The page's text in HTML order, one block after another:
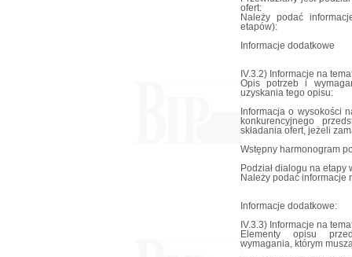
ofert:
Należy podać
etapów):
Informacje dodatkowe
IV.3.2) Informacje na
Opis potrzeb i
uzyskania tego opisu:
Informacja o wysokości
konkurencyjnego
składania ofert, jeżeli
Wstępny harmonogram
Podział dialogu na
Należy podać informacje
Informacje dodatkowe:
IV.3.3) Informacje na
Elementy opisu
wymagania, którym